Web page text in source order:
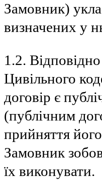
Замовник)
визначених у
1.2.
Цивільного
договір є
(публічним
прийняття
Замовник
їх виконувати.